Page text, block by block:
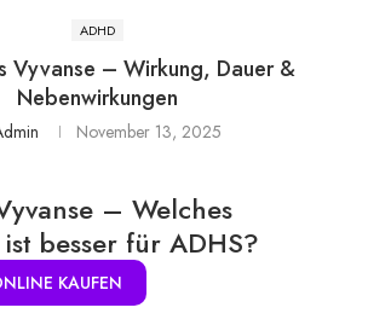
ADHD
Vyvanse – Wirkung, Dauer &
Nebenwirkungen
November 13, 2025
– Welches
besser für ADHS?
KAUFEN